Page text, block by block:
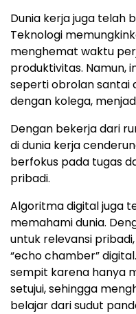
Dunia kerja juga telah
Teknologi
menghemat waktu
produktivitas. Namun,
seperti obrolan santai
dengan kolega,
Dengan bekerja dari
di dunia kerja
berfokus pada tugas
pribadi.
Algoritma digital juga
memahami dunia.
untuk relevansi
“echo chamber”
sempit karena hanya
setujui, sehingga
belajar dari sudut